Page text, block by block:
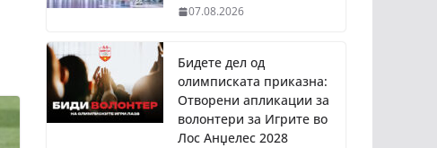
07.08.2026
Бидете дел од
олимписката приказна:
Отворени апликации за
волонтери за Игрите во
Лос Анџелес 2028